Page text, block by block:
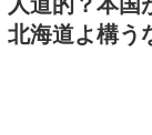
北海道よ構う